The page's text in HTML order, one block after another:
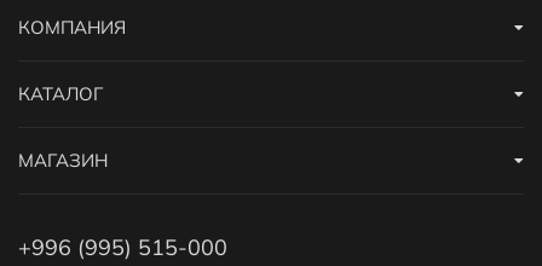
КОМПАНИЯ
КАТАЛОГ
МАГАЗИН
+996 (995) 515-000